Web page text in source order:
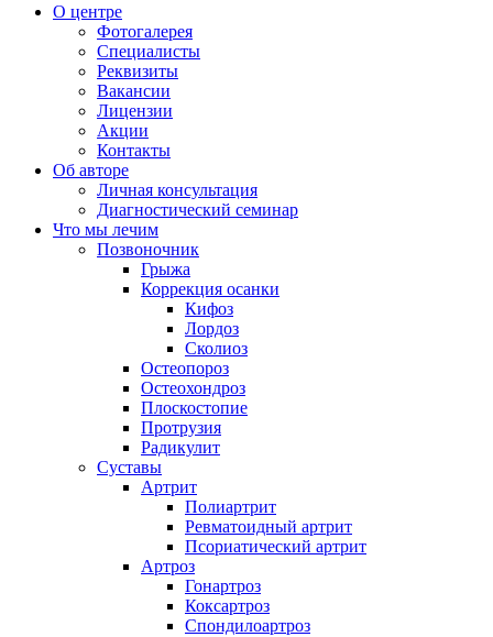
О центре
Фотогалерея
Специалисты
Реквизиты
Вакансии
Лицензии
Акции
Контакты
Об авторе
Личная консультация
Диагностический семинар
Что мы лечим
Позвоночник
Грыжа
Коррекция осанки
Кифоз
Лордоз
Сколиоз
Остеопороз
Остеохондроз
Плоскостопие
Протрузия
Радикулит
Суставы
Артрит
Полиартрит
Ревматоидный артрит
Псориатический артрит
Артроз
Гонартроз
Коксартроз
Спондилоартроз